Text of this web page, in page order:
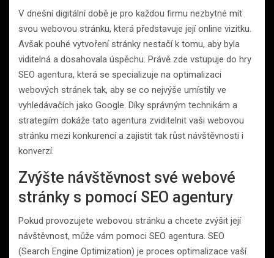
V dnešní digitální době je pro každou firmu nezbytné mít
svou webovou stránku, která představuje její online vizitku.
Avšak pouhé vytvoření stránky nestačí k tomu, aby byla
viditelná a dosahovala úspěchu. Právě zde vstupuje do hry
SEO agentura, která se specializuje na optimalizaci
webových stránek tak, aby se co nejvýše umístily ve
vyhledávačích jako Google. Díky správným technikám a
strategiím dokáže tato agentura zviditelnit vaši webovou
stránku mezi konkurencí a zajistit tak růst návštěvnosti i
konverzí.
Zvýšte návštěvnost své webové
stránky s pomocí SEO agentury
Pokud provozujete webovou stránku a chcete zvýšit její
návštěvnost, může vám pomoci SEO agentura. SEO
(Search Engine Optimization) je proces optimalizace vaší